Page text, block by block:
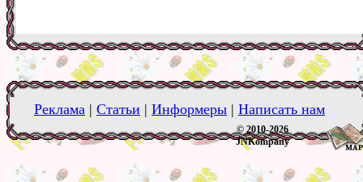
Реклама | Статьи | Информеры | Написать нам
© 2010-2026
JNKompany